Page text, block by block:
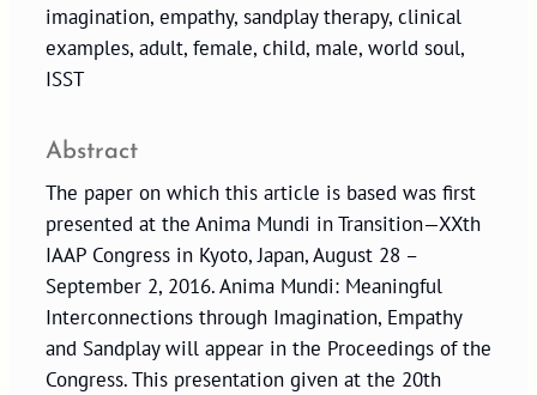
imagination, empathy, sandplay therapy, clinical
examples, adult, female, child, male, world soul,
ISST
Abstract
The paper on which this article is based was first
presented at the Anima Mundi in Transition—XXth
IAAP Congress in Kyoto, Japan, August 28 –
September 2, 2016. Anima Mundi: Meaningful
Interconnections through Imagination, Empathy
and Sandplay will appear in the Proceedings of the
Congress. This presentation given at the 20th